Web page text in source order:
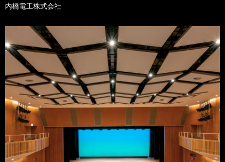
内橋電工株式会社